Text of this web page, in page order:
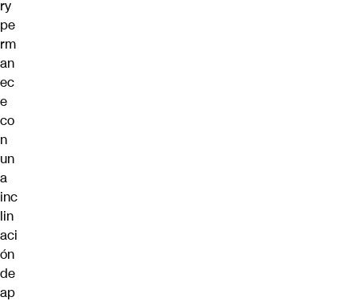
ry
pe
rm
an
ec
e
co
n
un
a
inc
lin
aci
ón
de
ap